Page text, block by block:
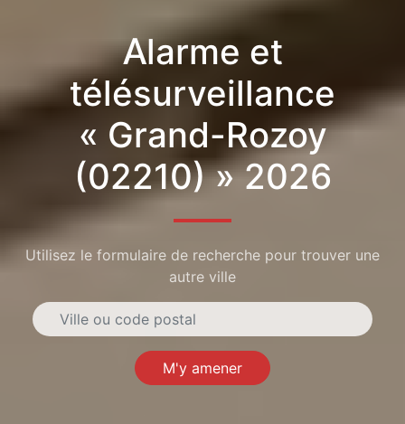
Alarme et
télésurveillance
« Grand-Rozoy
(02210) » 2026
Utilisez le formulaire de recherche pour trouver une
autre ville
M'y amener